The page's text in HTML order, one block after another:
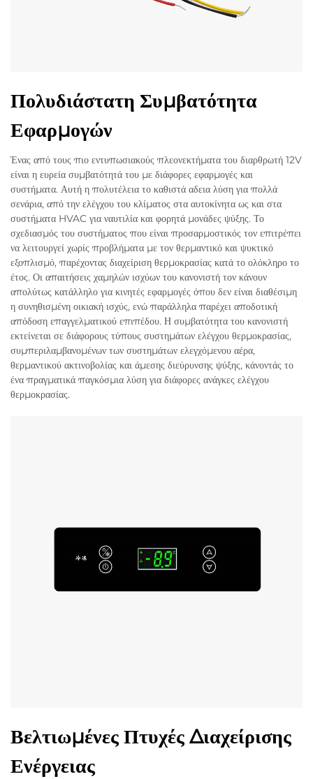
Πολυδιάστατη Συμβατότητα
Εφαρμογών
Ένας από τους πιο εντυπωσιακούς πλεονεκτήματα του διαρθρωτή 12V
είναι η ευρεία συμβατότητά του με διάφορες εφαρμογές και
συστήματα. Αυτή η πολυτέλεια το καθιστά αδεια λύση για πολλά
σενάρια, από την ελέγχου του κλίματος στα αυτοκίνητα ως και στα
συστήματα HVAC για ναυτιλία και φορητά μονάδες ψύξης. Το
σχεδιασμός του συστήματος που είναι προσαρμοστικός τον επιτρέπει
να λειτουργεί χωρίς προβλήματα με τον θερμαντικό και ψυκτικό
εξοπλισμό, παρέχοντας διαχείριση θερμοκρασίας κατά το ολόκληρο το
έτος. Οι απαιτήσεις χαμηλών ισχύων του κανονιστή τον κάνουν
απολύτως κατάλληλο για κινητές εφαρμογές όπου δεν είναι διαθέσιμη
η συνηθισμένη οικιακή ισχύς, ενώ παράλληλα παρέχει αποδοτική
απόδοση επαγγελματικού επιπέδου. Η συμβατότητα του κανονιστή
εκτείνεται σε διάφορους τύπους συστημάτων ελέγχου θερμοκρασίας,
συμπεριλαμβανομένων των συστημάτων ελεγχόμενου αέρα,
θερμαντικού ακτινοβολίας και άμεσης διεύρυνσης ψύξης, κάνοντάς το
ένα πραγματικά παγκόσμια λύση για διάφορες ανάγκες ελέγχου
θερμοκρασίας.
Βελτιωμένες Πτυχές Διαχείρισης
Ενέργειας